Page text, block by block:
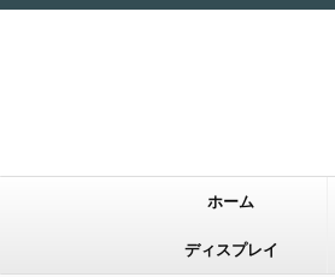
ホーム
ディスプレイ